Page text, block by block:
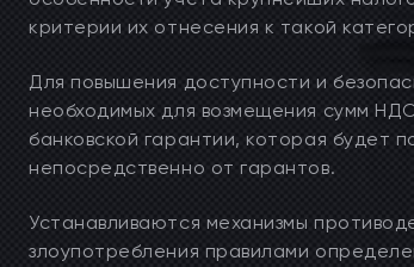
критерии их отнесения к такой
Для повышения доступности и
необходимых для возмещения сумм
банковской гарантии, которая будет
непосредственно от гарантов.
Устанавливаются механизмы
злоупотребления правилами